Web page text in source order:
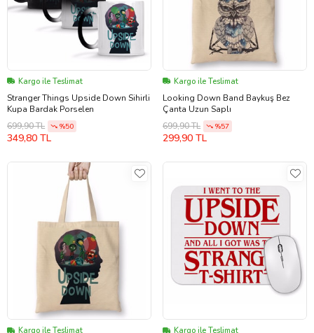
Kargo ile Teslimat
Stranger Things Upside Down Sihirli
Kupa Bardak Porselen
699,90 TL
%50
349,80 TL
Kargo ile Teslimat
Looking Down Band Baykuş Bez
Çanta Uzun Saplı
699,90 TL
%57
299,90 TL
Kargo ile Teslimat Kargo ile Teslimat